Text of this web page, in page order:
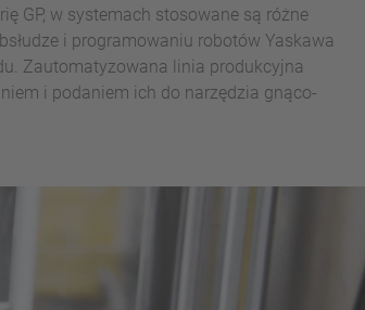
GP, w systemach stosowane są różne
i programowaniu robotów Yaskawa
Zautomatyzowana linia produkcyjna
i podaniem ich do narzędzia gnąco-